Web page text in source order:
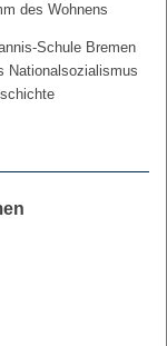
des Wohnens
Schule Bremen
Nationalsozialismus